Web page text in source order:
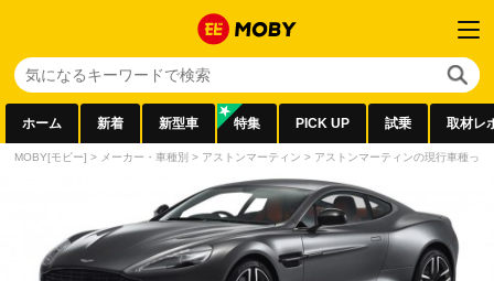
ホーム 新着 新型車 特集 PICK UP 試乗 取材レ
MOBY[モビー] > メーカー・車種別 > アストンマーティン > アストンマーティンの現行車種っ